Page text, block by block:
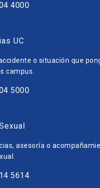
4000
UC
o situación que
campus.
5000
asesoría o
5614